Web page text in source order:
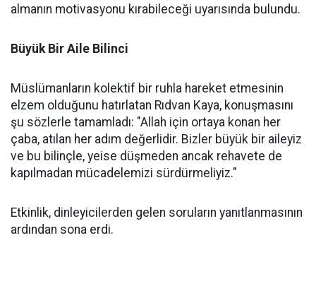
almanın motivasyonu kırabileceği uyarısında bulundu.
Büyük Bir Aile Bilinci
Müslümanların kolektif bir ruhla hareket etmesinin
elzem olduğunu hatırlatan Rıdvan Kaya, konuşmasını
şu sözlerle tamamladı: "Allah için ortaya konan her
çaba, atılan her adım değerlidir. Bizler büyük bir aileyiz
ve bu bilinçle, yeise düşmeden ancak rehavete de
kapılmadan mücadelemizi sürdürmeliyiz."
Etkinlik, dinleyicilerden gelen soruların yanıtlanmasının
ardından sona erdi.